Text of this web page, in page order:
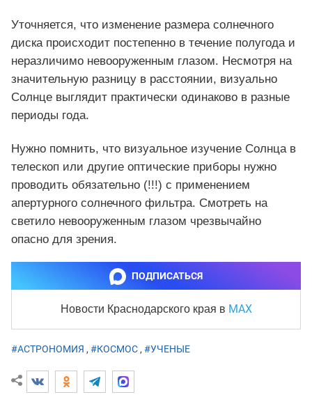
Уточняется, что изменение размера солнечного
диска происходит постепенно в течение полугода и
неразличимо невооруженным глазом. Несмотря на
значительную разницу в расстоянии, визуально
Солнце выглядит практически одинаково в разные
периоды года.
Нужно помнить, что визуальное изучение Солнца в
телескоп или другие оптические приборы нужно
проводить обязательно (!!!) с применением
апертурного солнечного фильтра. Смотреть на
светило невооруженным глазом чрезвычайно
опасно для зрения.
ПОДПИСАТЬСЯ
Новости Краснодарского края в MAX
#АСТРОНОМИЯ , #КОСМОС , #УЧЕНЫЕ